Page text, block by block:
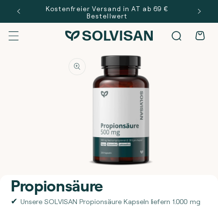
Direkt zum
Inhalt
Kostenfreier Versand in AT ab 69 €
Bestellwert
Warenkorb
in
Modal
öffnen
Propionsäure
Unsere SOLVISAN Propionsäure Kapseln liefern 1.000 mg